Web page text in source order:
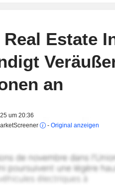
Estate
an
um 20:36
- Original anzeigen